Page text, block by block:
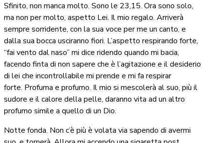
Sfinito, non manca molto. Sono le 23,15. Ora sono solo,
ma non per molto, aspetto Lei. Il mio regalo. Arriverà
sempre sorridente, con la sua voce per me un canto, e
dalla sua bocca usciranno fiori. L’aspetto respirando forte,
“fai vento dal naso” mi dice ridendo quando mi bacia,
facendo finta di non sapere che è l’agitazione e il desiderio
di lei che incontrollabile mi prende e mi fa respirar
forte. Profuma e profumo. Il mio si mescolerà al suo, più il
sudore e il calore della pelle, daranno vita ad un altro
profumo simile a quello di un Dio.
Notte fonda. Non c’è più è volata via sapendo di avermi